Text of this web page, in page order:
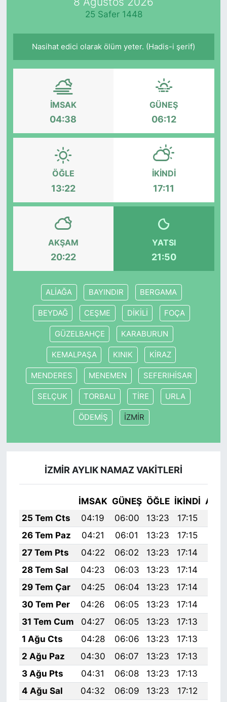
25 Safer 1448
Nasihat edici olarak ölüm yeter. (Hadis-i şerif)
İMSAK
04:38
GÜNEŞ
06:12
ÖĞLE
13:22
İKINDI
17:11
AKŞAM
20:22
YATSI
21:50
ALİAĞA BAYINDIR BERGAMA
BEYDAĞ CEŞME DİKİLİ FOÇA
GÜZELBAHÇE KARABURUN
KEMALPAŞA KINIK KİRAZ
MENDERES MENEMEN SEFERIHİSAR
SELÇUK TORBALI TİRE URLA
ÖDEMİŞ İZMİR
İZMİR AYLIK NAMAZ VAKITLERI
İMSAK GÜNEŞ ÖĞLE İKINDI
25 Tem Cts
04:19 06:00 13:23 17:15
26 Tem Paz
04:21 06:01 13:23 17:15
27 Tem Pts
04:22 06:02 13:23 17:14
28 Tem Sal
04:23 06:03 13:23 17:14
29 Tem Çar
04:25 06:04 13:23 17:14
30 Tem Per
04:26 06:05 13:23 17:14
31 Tem Cum
04:27 06:05 13:23 17:13
1 Ağu Cts
04:28 06:06 13:23 17:13
2 Ağu Paz
04:30 06:07 13:23 17:13
3 Ağu Pts
04:31 06:08 13:23 17:13
4 Ağu Sal
04:32 06:09 13:23 17:12